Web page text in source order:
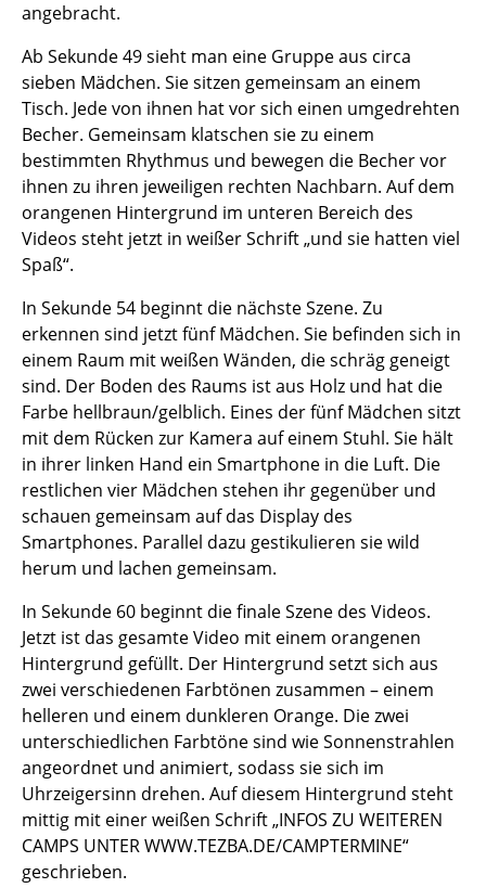
angebracht.
Ab Sekunde 49 sieht man eine Gruppe aus circa
sieben Mädchen. Sie sitzen gemeinsam an einem
Tisch. Jede von ihnen hat vor sich einen umgedrehten
Becher. Gemeinsam klatschen sie zu einem
bestimmten Rhythmus und bewegen die Becher vor
ihnen zu ihren jeweiligen rechten Nachbarn. Auf dem
orangenen Hintergrund im unteren Bereich des
Videos steht jetzt in weißer Schrift „und sie hatten viel
Spaß“.
In Sekunde 54 beginnt die nächste Szene. Zu
erkennen sind jetzt fünf Mädchen. Sie befinden sich in
einem Raum mit weißen Wänden, die schräg geneigt
sind. Der Boden des Raums ist aus Holz und hat die
Farbe hellbraun/gelblich. Eines der fünf Mädchen sitzt
mit dem Rücken zur Kamera auf einem Stuhl. Sie hält
in ihrer linken Hand ein Smartphone in die Luft. Die
restlichen vier Mädchen stehen ihr gegenüber und
schauen gemeinsam auf das Display des
Smartphones. Parallel dazu gestikulieren sie wild
herum und lachen gemeinsam.
In Sekunde 60 beginnt die finale Szene des Videos.
Jetzt ist das gesamte Video mit einem orangenen
Hintergrund gefüllt. Der Hintergrund setzt sich aus
zwei verschiedenen Farbtönen zusammen – einem
helleren und einem dunkleren Orange. Die zwei
unterschiedlichen Farbtöne sind wie Sonnenstrahlen
angeordnet und animiert, sodass sie sich im
Uhrzeigersinn drehen. Auf diesem Hintergrund steht
mittig mit einer weißen Schrift „INFOS ZU WEITEREN
CAMPS UNTER WWW.TEZBA.DE/CAMPTERMINE“
geschrieben.